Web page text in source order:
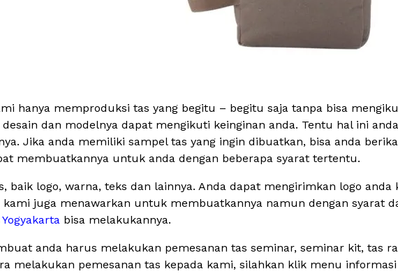
hanya memproduksi tas yang begitu – begitu saja tanpa bisa
dan modelnya dapat mengikuti keinginan anda. Tentu hal ini
Jika anda memiliki sampel tas yang ingin dibuatkan, bisa anda
membuatkannya untuk anda dengan beberapa syarat tertentu.
baik logo, warna, teks dan lainnya. Anda dapat mengirimkan logo
kami juga menawarkan untuk membuatkannya namun dengan syarat
Yogyakarta bisa melakukannya.
anda harus melakukan pemesanan tas seminar, seminar kit, tas
melakukan pemesanan tas kepada kami, silahkan klik menu